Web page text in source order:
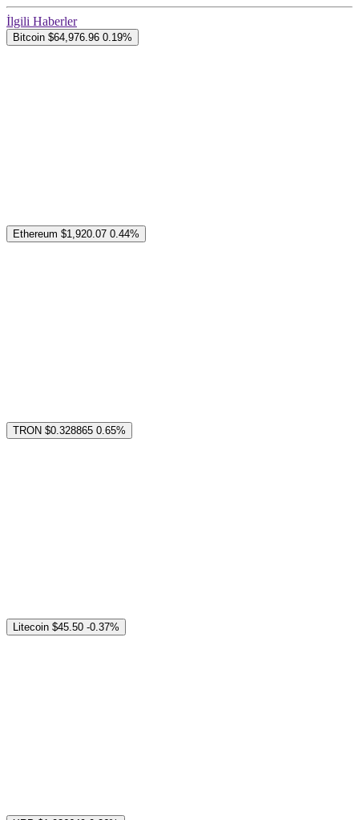
İlgili Haberler
Bitcoin $64,976.96 0.19%
Ethereum $1,920.07 0.44%
TRON $0.328865 0.65%
Litecoin $45.50 -0.37%